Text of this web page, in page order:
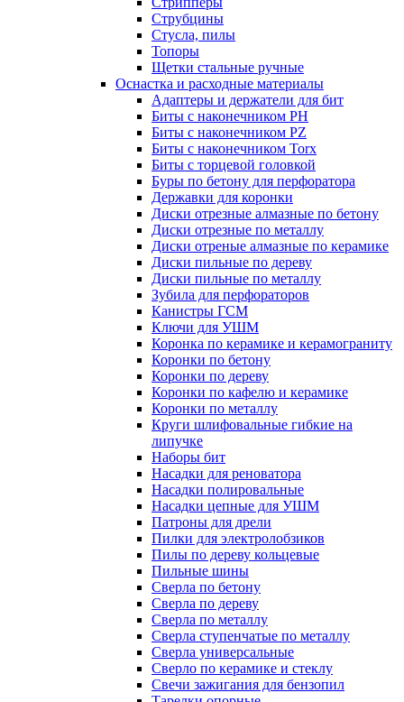
Струбцины
Стусла, пилы
Топоры
Щетки стальные ручные
Оснастка и расходные материалы
Адаптеры и держатели для бит
Биты с наконечником PH
Биты с наконечником PZ
Биты с наконечником Torx
Биты с торцевой головкой
Буры по бетону для перфоратора
Державки для коронки
Диски отрезные алмазные по бетону
Диски отрезные по металлу
Диски отреные алмазные по керамике
Диски пильные по дереву
Диски пильные по металлу
Зубила для перфораторов
Канистры ГСМ
Ключи для УШМ
Коронка по керамике и керамограниту
Коронки по бетону
Коронки по дереву
Коронки по кафелю и керамике
Коронки по металлу
Круги шлифовальные гибкие на
липучке
Наборы бит
Насадки для реноватора
Насадки полировальные
Насадки цепные для УШМ
Патроны для дрели
Пилки для электролобзиков
Пилы по дереву кольцевые
Пильные шины
Сверла по бетону
Сверла по дереву
Сверла по металлу
Сверла ступенчатые по металлу
Сверла универсальные
Сверло по керамике и стеклу
Свечи зажигания для бензопил